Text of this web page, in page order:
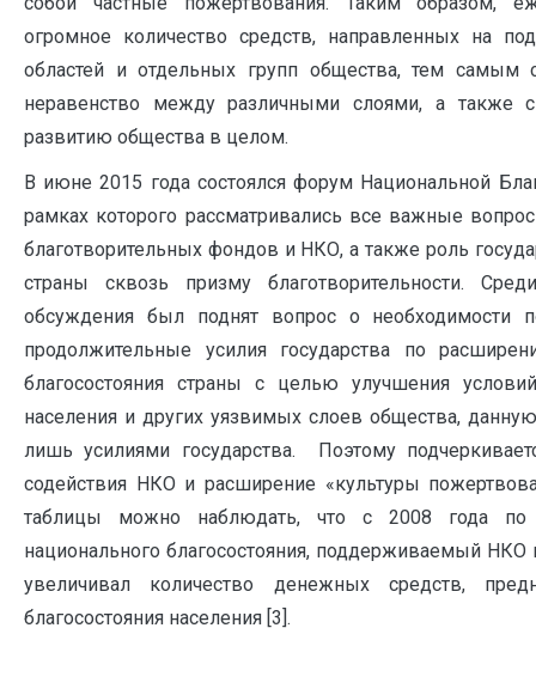
огромное количество средств, направленных на
областей и отдельных групп общества, тем самым
неравенство между различными слоями, а также
развитию общества в целом.
В июне 2015 года состоялся форум Национальной
рамках которого рассматривались все важные
благотворительных фондов и НКО, а также роль
страны сквозь призму благотворительности.
обсуждения был поднят вопрос о необходимости
продолжительные усилия государства по
благосостояния страны с целью улучшения
населения и других уязвимых слоев общества,
лишь усилиями государства. Поэтому
содействия НКО и расширение «культуры
таблицы можно наблюдать, что с 2008 года
национального благосостояния, поддерживаемый
увеличивал количество денежных средств,
благосостояния населения [3].